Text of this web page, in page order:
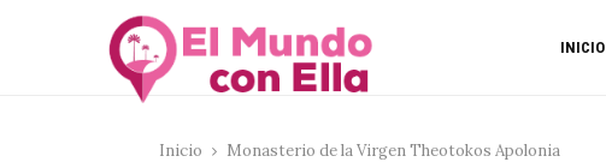
INICIO
Inicio Monasterio de la Virgen Theotokos Apolonia